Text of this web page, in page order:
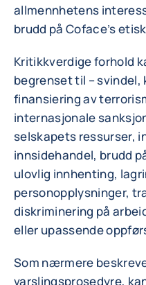
allmennhetens
brudd på Coface’s
Kritikkverdige forhold
begrenset til –
finansiering av
internasjonale
selskapets ressurser,
innsidehandel, brudd
ulovlig innhenting,
personopplysninger,
diskriminering på
eller upassende
Som nærmere
varslingsprosedyre,